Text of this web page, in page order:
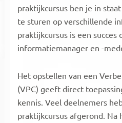
praktijkcursus ben je in
te sturen op verschillende
praktijkcursus is een succes
informatiemanager en -
Het opstellen van een
(VPC) geeft direct
kennis. Veel deelnemers
praktijkcursus afgerond. Na